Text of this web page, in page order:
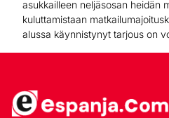
asukkailleen neljäsosan heidän
kuluttamistaan
alussa käynnistynyt tarjous on